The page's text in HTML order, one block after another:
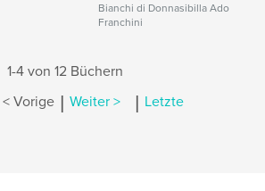
Bianchi di Donnasibilla Ado
Franchini
1-4 von 12 Büchern
< Vorige | Weiter > | Letzte